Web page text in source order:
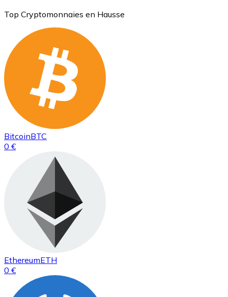
Top Cryptomonnaies en Hausse
BitcoinBTC
0 €
EthereumETH
0 €